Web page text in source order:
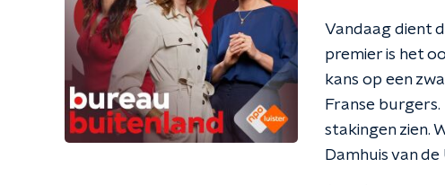
Vandaag dient
premier is het
kans op een
Franse
stakingen zien.
Damhuis van